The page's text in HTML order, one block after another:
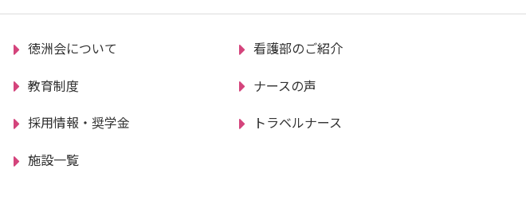
徳洲会について
看護部のご紹介
教育制度
ナースの声
採用情報・奨学金
トラベルナース
施設一覧